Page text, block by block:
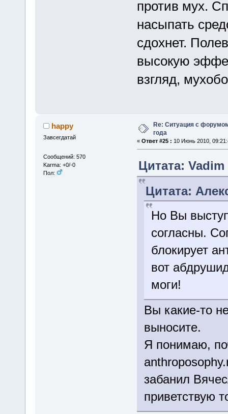
против мух.
насыпать
сдохнет.
высокую
взгляд,
happy
Завсегдатай
Сообщений: 570
Karma: +0/-0
Пол:
Re: Ситуация с
года
« Ответ #25 : 10 Июнь 2010,
Цитата:
Цитата:
Но Вы
согласны.
блокирует
вот
моги!
Вы какие-то
выносите.
Я понимаю,
забанил
приветствую